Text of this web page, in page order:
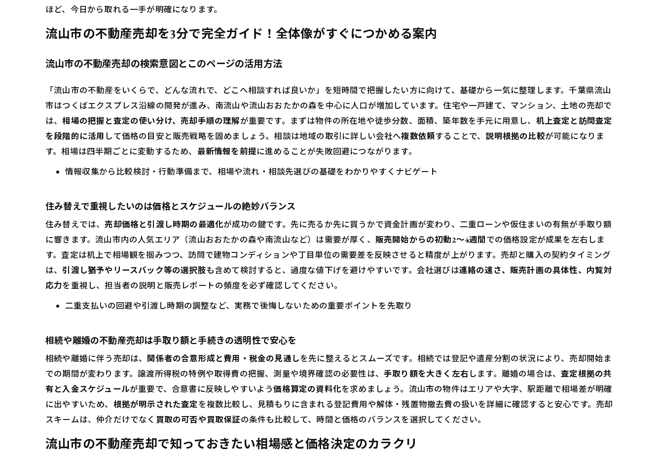
相談先選びで失敗しない！比較軸と実績の見抜き方を伝授
地域密着会社と大手の違いと、自分に合う選び方
流山おおたかの森や南流山で売れる条件を徹底深掘り！
土地売却で見落としやすい制約と活用の方向性も要チェック
まずは無料で価格をチェック！不動産売却の目安と準備ポイント
机上査定と訪問査定の違いと上手な選び方を解説
申込みから結果までのスケジュール感で安心の一歩
流山市の不動産売却でよくある質問はここで解消！不安ゼロのQ&A
近所に知られず売却したい！そんなときの方法とは
住みながらの販売活動は大丈夫？不安を解消するポイント
査定は何社に頼む？比較のポイントもご紹介
売却に必要な初期費用はどのくらい？気になるお金の話
机上査定と訪問査定、何が違う？使い分けのコツも伝授
売却が長期化した場合のベストな対策を紹介
流山おおたかの森周辺で相場が上がりやすい条件とは？
ほど、今日から取れる一手が明確になります。
流山市の不動産売却を3分で完全ガイド！全体像がすぐにつかめる案内
流山市の不動産売却の検索意図とこのページの活用方法
「流山市の不動産をいくらで、どんな流れで、どこへ相談すれば良いか」を短時間で把握したい方に向けて、基礎から一気に整理します。千葉県流山
市はつくばエクスプレス沿線の開発が進み、南流山や流山おおたかの森を中心に人口が増加しています。住宅や一戸建て、マンション、土地の売却で
は、相場の把握と査定の使い分け、売却手順の理解が重要です。まずは物件の所在地や徒歩分数、面積、築年数を手元に用意し、 机上査定と訪問査定
を段階的に活用 して価格の目安と販売戦略を固めましょう。相談は地域の取引に詳しい会社へ複数依頼することで、説明根拠の比較が可能になりま
す。相場は四半期ごとに変動するため、 最新情報を前提に進めることが失敗回避につながります。
情報収集から比較検討・行動準備まで、相場や流れ・相談先選びの基礎をわかりやすくナビゲート
住み替えで重視したいのは価格とスケジュールの絶妙バランス
住み替えでは、売却価格と引渡し時期の最適化が成功の鍵です。先に売るか先に買うかで資金計画が変わり、二重ローンや仮住まいの有無が手取り額
に響きます。流山市内の人気エリア（流山おおたかの森や南流山など）は需要が厚く、 販売開始からの初動2～4週間での価格設定が成果を左右しま
す。査定は机上で相場観を掴みつつ、訪問で建物コンディションや丁目単位の需要差を反映させると精度が上がります。売却と購入の契約タイミング
は、 引渡し猶予やリースバック等の選択肢も含めて検討すると、過度な値下げを避けやすいです。会社選びは連絡の速さ、販売計画の具体性、内覧対
応力を重視し、担当者の説明と販売レポートの頻度を必ず確認してください。
二重支払いの回避や引渡し時期の調整など、実務で後悔しないための重要ポイントを先取り
相続や離婚の不動産売却は手取り額と手続きの透明性で安心を
相続や離婚に伴う売却は、 関係者の合意形成と費用・税金の見通しを先に整えるとスムーズです。相続では登記や遺産分割の状況により、売却開始ま
での期間が変わります。譲渡所得税の特例や取得費の把握、測量や境界確認の必要性は、手取り額を大きく左右 します。離婚の場合は、査定根拠の共
有と入金スケジュールが重要で、合意書に反映しやすいよう価格算定の資料化を求めましょう。流山市の物件はエリアや大字、駅距離で相場差が明確
に出やすいため、 根拠が明示された査定を複数比較し、見積もりに含まれる登記費用や解体・残置物撤去費の扱いを詳細に確認すると安心です。売却
スキームは、仲介だけでなく 買取の可否や買取保証の条件も比較して、時間と価格のバランスを選択してください。
流山市の不動産売却で知っておきたい相場感と価格決定のカラクリ